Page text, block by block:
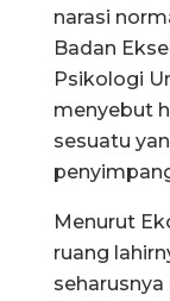
narasi
Badan
Psikologi
menyebut
sesuatu
Menurut
ruang